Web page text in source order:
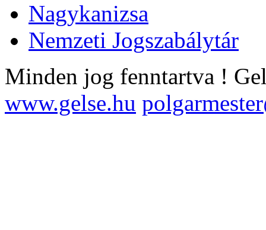
Nagykanizsa
Nemzeti Jogszabálytár
Minden jog fenntartva !
www.gelse.hu